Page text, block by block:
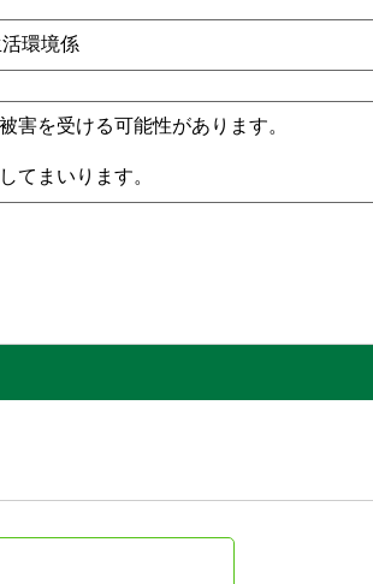
環境係
害を受ける可能性があります。
てまいります。